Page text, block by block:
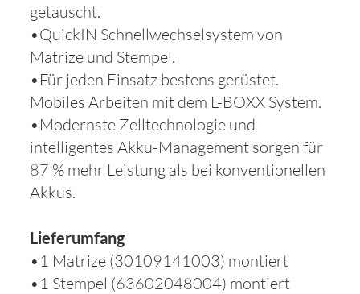
getauscht.
•QuickIN Schnellwechselsystem von
Matrize und Stempel.
•Für jeden Einsatz bestens gerüstet.
Mobiles Arbeiten mit dem L-BOXX System.
•Modernste Zelltechnologie und
intelligentes Akku-Management sorgen für
87 % mehr Leistung als bei konventionellen
Akkus.
Lieferumfang
•1 Matrize (30109141003) montiert
•1 Stempel (63602048004) montiert